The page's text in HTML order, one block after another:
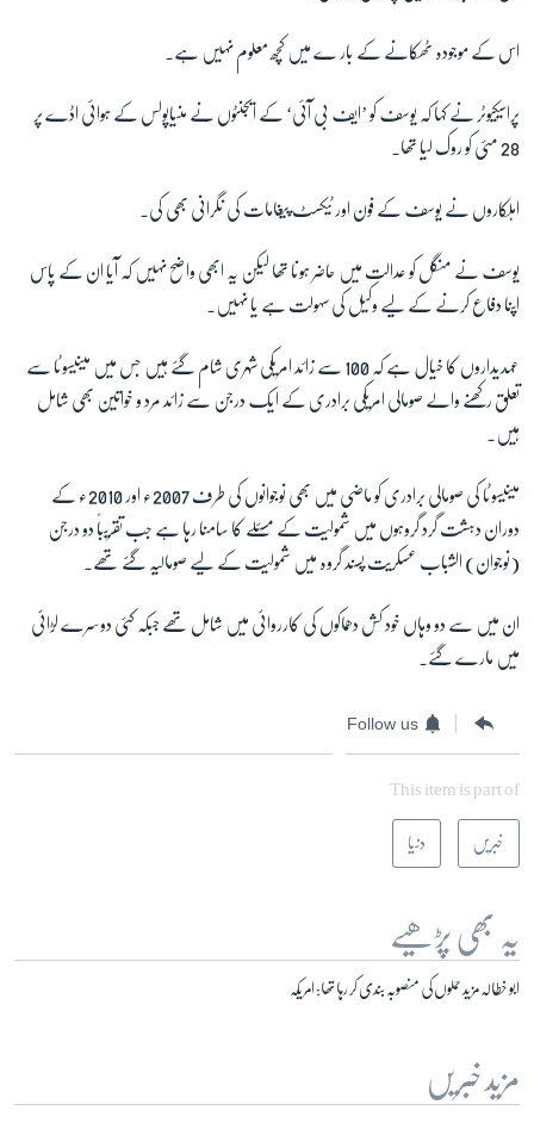
اس کے موجودہ ٹھکانے کے بار ے میں کچھ معلوم نہیں ہے۔
پراسیکیوٹر نے کہا کہ یوسف کو ’ایف بی آئی‘ کے ایجنٹوں نے منیاپولس کے ہوائی اڈے پر
28 مئی کو روک لیا تھا۔
اہلکاروں نے یوسف کے فون اور ٹیکسٹ پیغامات کی نگرانی بھی کی۔
یوسف نے منگل کو عدالت میں حاضر ہونا تھا لیکن یہ ابھی واضح نہیں کہ آیا ان کے پاس
اپنا دفاع کرنے کے لیے وکیل کی سہولت ہے یا نہیں۔
عہدیداروں کا خیال ہے کہ 100 سے زائد امریکی شہری شام گئے ہیں جس میں مینیسوٹا سے
تعلق رکھنے والے صومالی امریکی برادری کے ایک درجن سے زائد مرد و خواتین بھی شامل
ہیں۔
مینیسوٹا کی صومالی برادری کو ماضی میں بھی نوجوانوں کی طرف 2007ء اور 2010ء کے
دوران دہشت گرد گروہوں میں شمولیت کے مسئلے کا سامنا رہا ہے جب تقریباً دو درجن
(نوجوان) الشباب عسکریت پسند گروہ میں شمولیت کے لیے صومالیہ گئے تھے۔
ان میں سے دو وہاں خود کش دھماکوں کی کارروائی میں شامل تھے جبکہ کئی دوسرے لڑائی
میں مارے گئے۔
Follow us
This item is part of
خبریں دنیا
یہ بھی پڑھیے
ابو خطالہ مزید حملوں کی منصوبہ بندی کر رہا تھا: امریکہ
مزید خبریں